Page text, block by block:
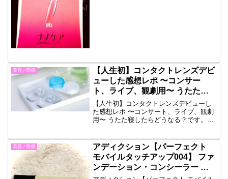
美容／医療
【人生初】コンタクトレンズデビ
ューした感想レポ 〜コンサー
ト、ライブ、観劇用〜 うたた寝
したらどうなる？
【人生初】コンタクトレンズデビューし
た感想レポ 〜コンサート、ライブ、観劇
用〜 うたた寝したらどうなる？です。ガ
力検査をし、度を測ってコンタクトレン
ズ屋さんで購入しまし...
美容／医療
アディクション【パーフェクト
モバイルタッチアップ004】 ファ
ンデーション・コンシーラー 感
想口コミレビュー